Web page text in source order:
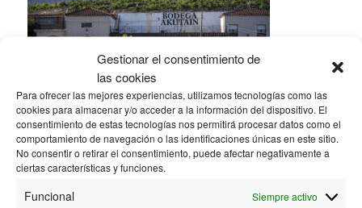
Gestionar el consentimiento de
las cookies
Para ofrecer las mejores experiencias, utilizamos tecnologías como las
cookies para almacenar y/o acceder a la información del dispositivo. El
consentimiento de estas tecnologías nos permitirá procesar datos como el
comportamiento de navegación o las identificaciones únicas en este sitio.
No consentir o retirar el consentimiento, puede afectar negativamente a
ciertas características y funciones.
Funcional Siempre activo
BODEGA AKUTAIN
Camino de la Manzanera, 26200, Haro-La Rioja.